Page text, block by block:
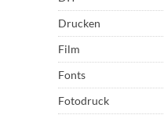
Drucken
Film
Fonts
Fotodruck